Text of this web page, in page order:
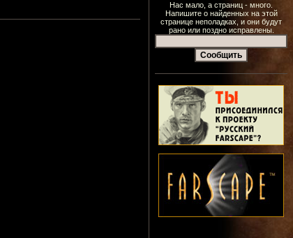
Нас мало, а страниц - много.
Напишите о найденных на этой
странице неполадках, и они будут
рано или поздно исправлены.